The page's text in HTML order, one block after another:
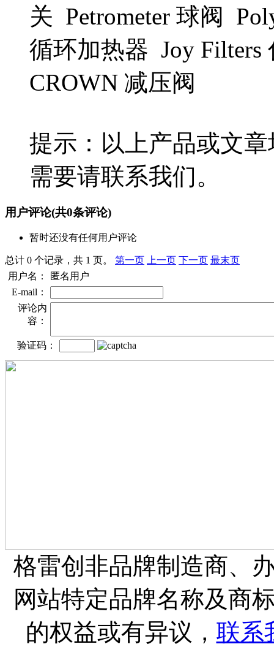
关 Petrometer 球阀
循环加热器 Joy
CROWN 减压阀
提示：以上产品或文
需要请联系我们。
用户评论(共0条评论)
暂时还没有任何用户评论
总计 0 个记录，共 1 页。 第一页 上一页 下一页 最末页
用户名：
匿名用户
E-mail：
评论内
容：
验证码：
格雷创非品牌制造商、
网站特定品牌名称及商
的权益或有异议， 联系